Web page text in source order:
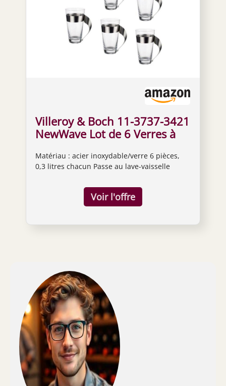
Villeroy & Boch 11-3737-3421
NewWave Lot de 6 Verres à
Matériau : acier inoxydable/verre 6 pièces,
0,3 litres chacun Passe au lave-vaisselle